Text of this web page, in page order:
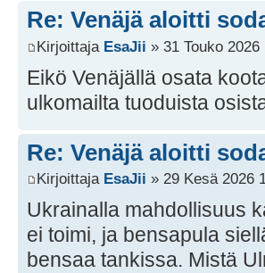
Re: Venäjä aloitti
Kirjoittaja EsaJii » 31 Touko 2026
Eikö Venäjällä osata
ulkomailta tuoduista
Re: Venäjä aloitti
Kirjoittaja EsaJii » 29 Kesä 2026
Ukrainalla mahdollisuus
ei toimi, ja bensapula
bensaa tankissa. Mistä